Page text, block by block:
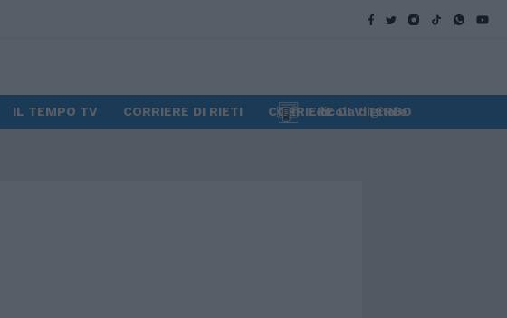
IL TEMPO TV CORRIERE DI RIETI CORRIERE DI VITERBO
Edicola digitale